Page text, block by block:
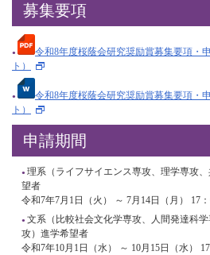
募集要項
令和8年度桜蔭会研究奨励賞募集要項・
ト）
令和8年度桜蔭会研究奨励賞募集要項・
ト）
申請期間
理系（ライフサイエンス専攻、理学専攻
望者
令和7年7月1日（火） ～ 7月14日（月） 17
文系（比較社会文化学専攻、人間発達科
攻）進学希望者
令和7年10月1日（水） ～ 10月15日（水）